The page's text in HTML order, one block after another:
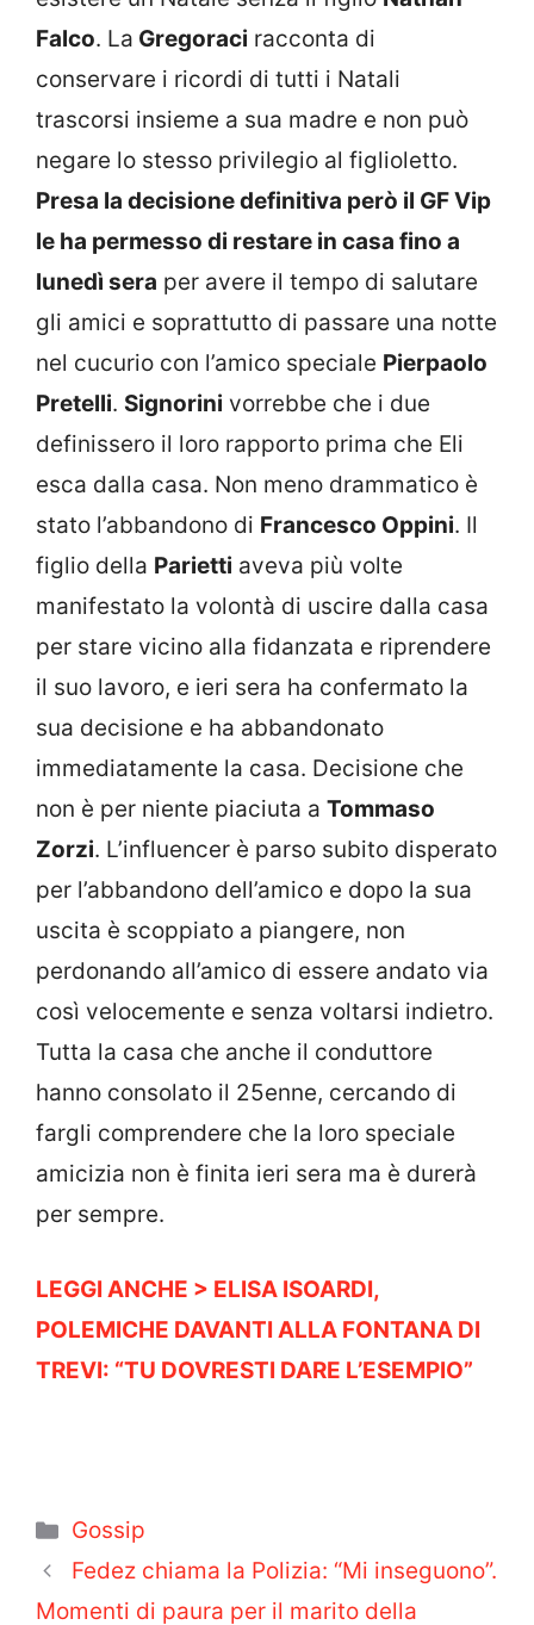
Falco. La Gregoraci racconta di
conservare i ricordi di tutti i Natali
trascorsi insieme a sua madre e non può
negare lo stesso privilegio al figlioletto.
Presa la decisione definitiva però il GF Vip
le ha permesso di restare in casa fino a
lunedì sera per avere il tempo di salutare
gli amici e soprattutto di passare una notte
nel cucurio con l’amico speciale Pierpaolo
Pretelli. Signorini vorrebbe che i due
definissero il loro rapporto prima che Eli
esca dalla casa. Non meno drammatico è
stato l’abbandono di Francesco Oppini. Il
figlio della Parietti aveva più volte
manifestato la volontà di uscire dalla casa
per stare vicino alla fidanzata e riprendere
il suo lavoro, e ieri sera ha confermato la
sua decisione e ha abbandonato
immediatamente la casa. Decisione che
non è per niente piaciuta a Tommaso
Zorzi. L’influencer è parso subito disperato
per l’abbandono dell’amico e dopo la sua
uscita è scoppiato a piangere, non
perdonando all’amico di essere andato via
così velocemente e senza voltarsi indietro.
Tutta la casa che anche il conduttore
hanno consolato il 25enne, cercando di
fargli comprendere che la loro speciale
amicizia non è finita ieri sera ma è durerà
per sempre.
LEGGI ANCHE > ELISA ISOARDI,
POLEMICHE DAVANTI ALLA FONTANA DI
TREVI: “TU DOVRESTI DARE L’ESEMPIO”
Categorie
Gossip
Fedez chiama la Polizia: “Mi inseguono”.
Momenti di paura per il marito della